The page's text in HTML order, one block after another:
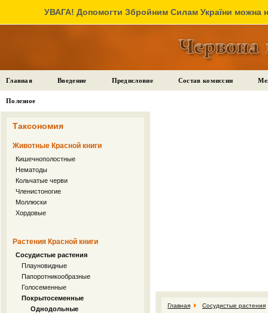
УВАГА! Допомогти Збройним Силам України можна
Главная Введение Предисловие Состав комиссии
Полезное
Таксономия
Животные Красной книги
Кишечнополостные
Нематоды
Кольчатые черви
Членистоногие
Моллюски
Хордовые
Растения Красной книги
Сосудистые растения
Плауновидные
Папоротникообразные
Голосеменные
Покрытосеменные
Однодольные
Главная Сосудистые растения